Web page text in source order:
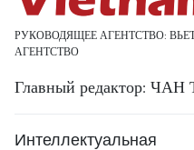
РУКОВОДЯЩЕЕ АГЕНТСТВО:
АГЕНТСТВО
Главный редактор:
Интеллектуальная